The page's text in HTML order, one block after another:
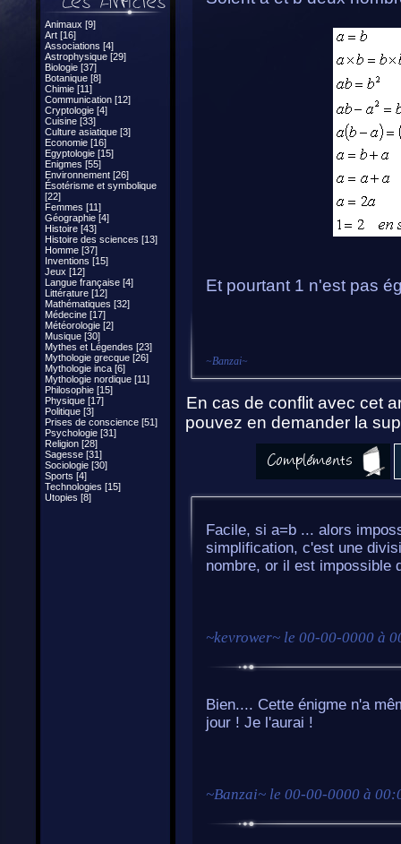
Animaux [9]
Art [16]
Associations [4]
Astrophysique [29]
Biologie [37]
Botanique [8]
Chimie [11]
Communication [12]
Cryptologie [4]
Cuisine [33]
Culture asiatique [3]
Economie [16]
Egyptologie [15]
Enigmes [55]
Environnement [26]
Ésotérisme et symbolique
[22]
Femmes [11]
Géographie [4]
Histoire [43]
Histoire des sciences [13]
Homme [37]
Inventions [15]
Jeux [12]
Langue française [4]
Littérature [12]
Mathématiques [32]
Médecine [17]
Météorologie [2]
Musique [30]
Mythes et Légendes [23]
Mythologie grecque [26]
Mythologie inca [6]
Mythologie nordique [11]
Philosophie [15]
Physique [17]
Politique [3]
Prises de conscience [51]
Psychologie [31]
Religion [28]
Sagesse [31]
Sociologie [30]
Sports [4]
Technologies [15]
Utopies [8]
Et pourtant 1 n'est pas
~Banzai~
En cas de conflit avec cet
pouvez en demander la
Facile, si a=b ... alors
simplification, c'est une
nombre, or il est impossible
~kevrower~ le 00-00-0000 à
Bien.... Cette énigme n'a
jour ! Je l'aurai !
~Banzai~ le 00-00-0000 à